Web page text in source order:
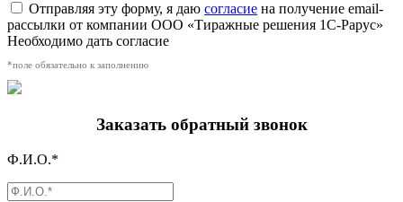
Отправляя эту форму, я даю согласие на получение email-
рассылки от компании ООО «Тиражные решения 1С-Рарус»
Необходимо дать согласие
*поле обязательно к заполнению
Заказать обратный звонок
Ф.И.О.*